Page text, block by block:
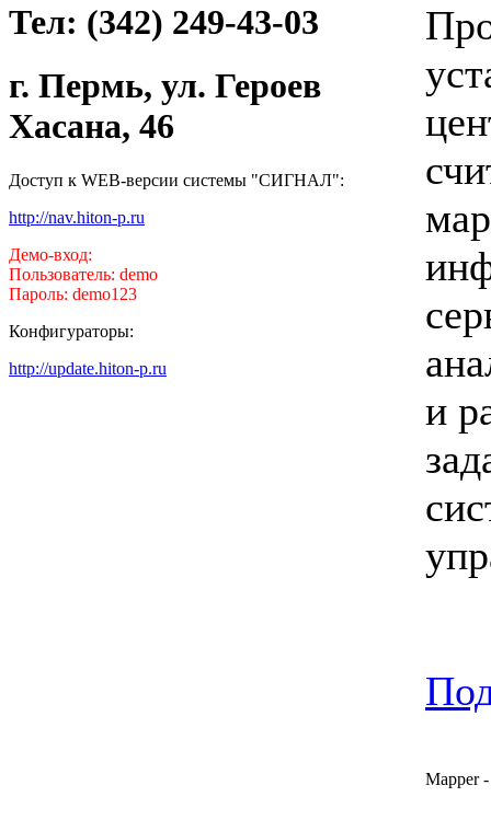
Тел: (342) 249-43-03
г. Пермь, ул. Героев
Хасана, 46
Доступ к WEB-версии системы "СИГНАЛ":
http://nav.hiton-p.ru
Демо-вход:
Пользователь: demo
Пароль: demo123
Конфигураторы:
http://update.hiton-p.ru
и
Mapper